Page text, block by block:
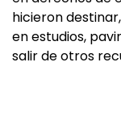
hicieron
en estudios,
salir de otros